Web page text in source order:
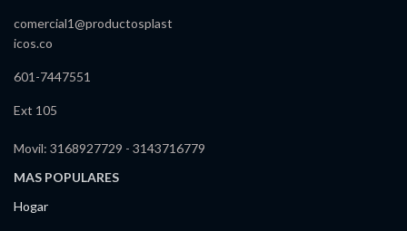
comercial1@productosplast
icos.co
601-7447551
Ext 105
Movil: 3168927729 - 3143716779
MAS POPULARES
Hogar